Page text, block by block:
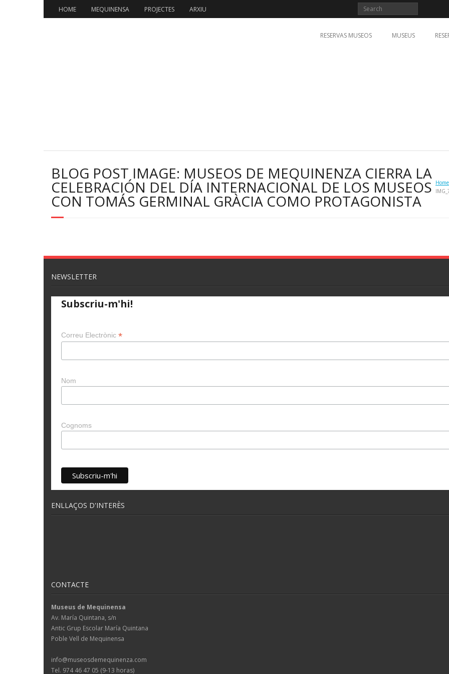
HOME MEQUINENSA PROJECTES ARXIU
RESERVAS MUSEOS MUSEUS
BLOG POST IMAGE: MUSEOS DE MEQUINENZA CIERRA LA
CELEBRACIÓN DEL DÍA INTERNACIONAL DE LOS MUSEOS
CON TOMÁS GERMINAL GRÀCIA COMO PROTAGONISTA
Home
NEWSLETTER
Subscriu-m'hi!
Correu Electrònic *
Nom
Cognoms
ENLLAÇOS D'INTERÈS
CONTACTE
Museus de Mequinensa
Av. María Quintana, s/n
Antic Grup Escolar María Quintana
Poble Vell de Mequinensa
info@museosdemequinenza.com
Tel. 974 46 47 05 (9-13 horas)